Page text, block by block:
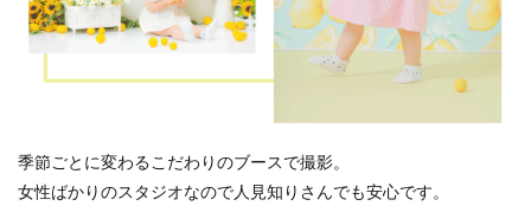
季節ごとに変わるこだわりのブースで撮影。
女性ばかりのスタジオなので人見知りさんでも安心です。